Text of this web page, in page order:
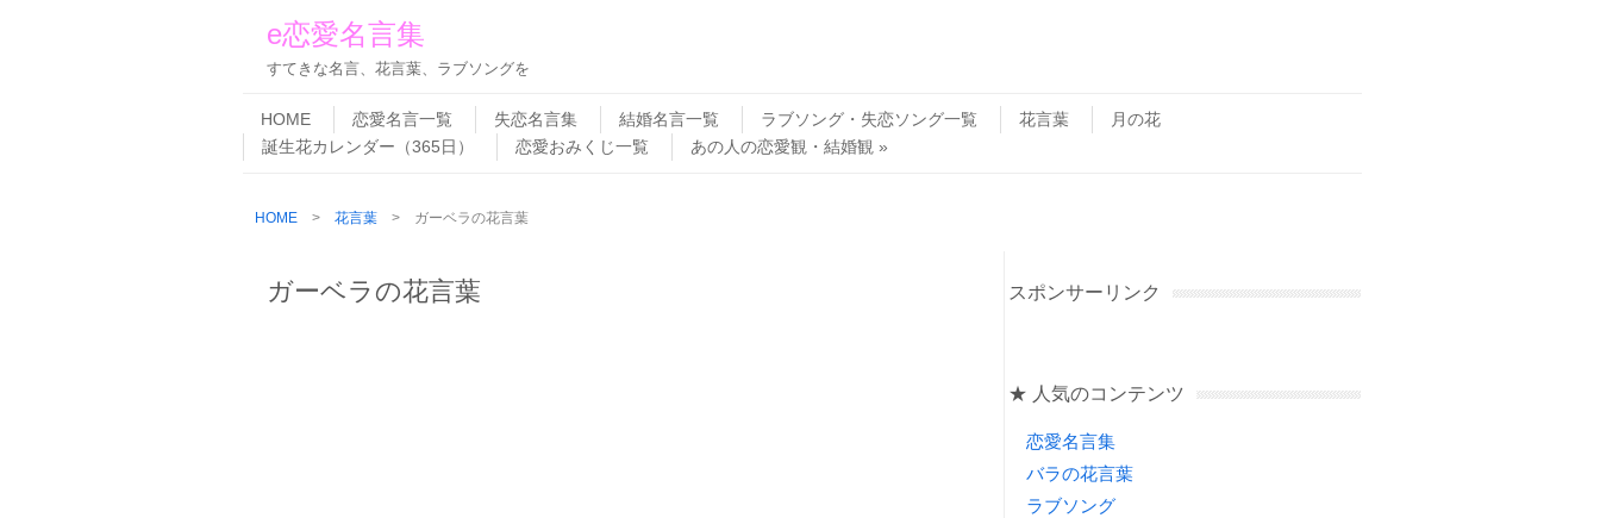
e恋愛名言集
すてきな名言、花言葉、ラブソングを
Menu
Skip to content
HOME
恋愛名言一覧 失恋名言集 結婚名言一覧 ラブソング・失恋ソング一覧 花言葉
月の花
誕生花カレンダー（365日）
恋愛おみくじ一覧 あの人の恋愛観・結婚観
HOME > 花言葉 > ガーベラの花言葉
ガーベラの花言葉 スポンサーリンク
★ 人気のコンテンツ
恋愛名言集
バラの花言葉
ラブソング